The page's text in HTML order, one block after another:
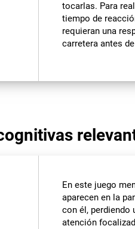
tocarlas. Para
tiempo de
requieran una
carretera antes
En este juego
aparecen en la
con él, perdiendo
atención